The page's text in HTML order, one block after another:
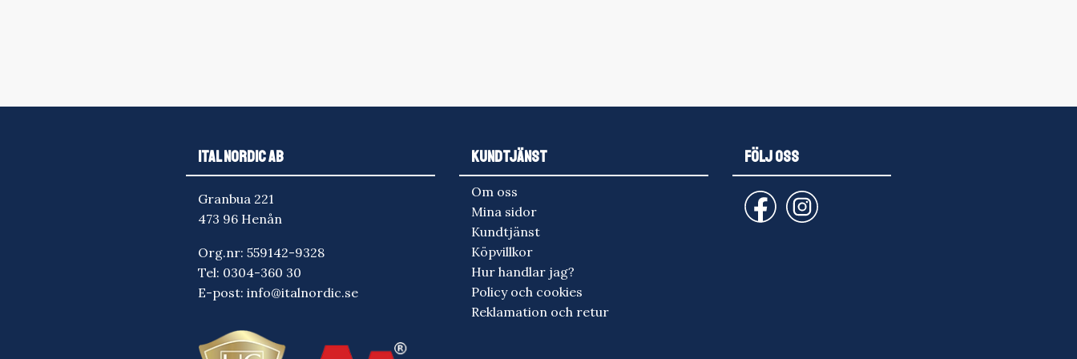
ITAL NORDIC AB
Granbua 221
473 96 Henån
Org.nr: 559142-9328
Tel: 0304-360 30
E-post:info@italnordic.se
KUNDTJÄNST
Om oss
Mina sidor
Kundtjänst
Köpvillkor
Hur handlar jag?
Policy och cookies
Reklamation och retur
FÖLJ OSS